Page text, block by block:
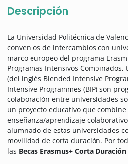
Descripción
La Universidad Politécnica de
convenios de intercambios con
marco europeo del programa
Programas Intensivos Combinados,
(del inglés Blended Intensive
Intensive Programmes (BIP) son
colaboración entre universidades
un proyecto educativo que combine
enseñanza/aprendizaje
alumnado de estas universidades
movilidad de corta duración. Por
las Becas Erasmus+ Corta Duración